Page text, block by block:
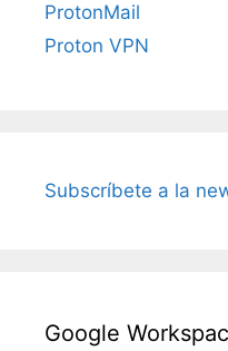
ProtonMail
Proton VPN
Subscríbete a la
Google